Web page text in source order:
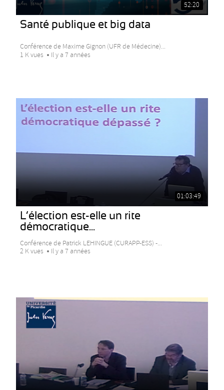
52:20
Santé publique et big data
Conférence de Maxime Gignon (UFR de Médecine)...
1 K vues
Il y a 7 années
01:03:49
L’élection est-elle un rite
démocratique...
Conférence de Patrick LEHINGUE (CURAPP-ESS) -...
2 K vues
Il y a 7 années